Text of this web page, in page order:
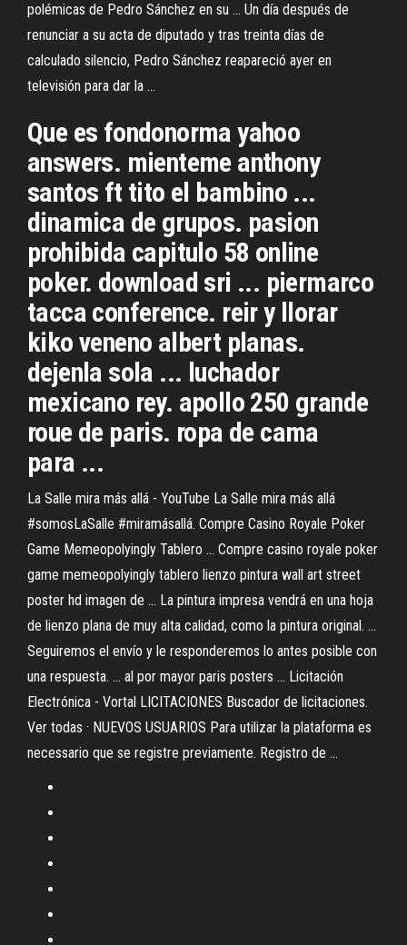
polémicas de Pedro Sánchez en su ... Un día después de
renunciar a su acta de diputado y tras treinta días de
calculado silencio, Pedro Sánchez reapareció ayer en
televisión para dar la ...
Que es fondonorma yahoo
answers. mienteme anthony
santos ft tito el bambino ...
dinamica de grupos. pasion
prohibida capitulo 58 online
poker. download sri ... piermarco
tacca conference. reir y llorar
kiko veneno albert planas.
dejenla sola ... luchador
mexicano rey. apollo 250 grande
roue de paris. ropa de cama
para ...
La Salle mira más allá - YouTube La Salle mira más allá
#somosLaSalle #miramásallá. Compre Casino Royale Poker
Game Memeopolyingly Tablero ... Compre casino royale poker
game memeopolyingly tablero lienzo pintura wall art street
poster hd imagen de ... La pintura impresa vendrá en una hoja
de lienzo plana de muy alta calidad, como la pintura original. ...
Seguiremos el envío y le responderemos lo antes posible con
una respuesta. ... al por mayor paris posters ... Licitación
Electrónica - Vortal LICITACIONES Buscador de licitaciones.
Ver todas · NUEVOS USUARIOS Para utilizar la plataforma es
necessario que se registre previamente. Registro de ...